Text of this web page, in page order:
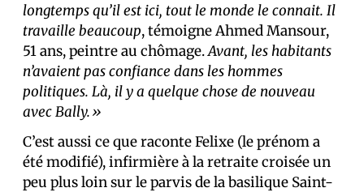
longtemps qu’il est ici, tout le monde le connait. Il
travaille beaucoup, témoigne Ahmed Mansour,
51 ans, peintre au chômage.Avant, les habitants
n’avaient pas confiance dans les hommes
politiques. Là, il y a quelque chose de nouveau
avec Bally.»
C’est aussi ce que raconte Felixe (le prénom a
été modifié), infirmière à la retraite croisée un
peu plus loin sur le parvis de la basilique Saint-